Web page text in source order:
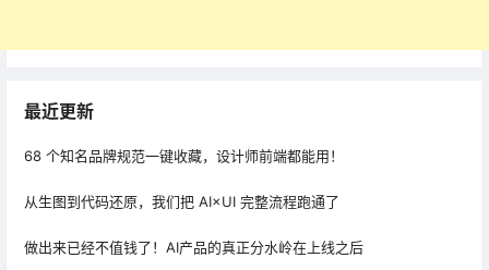
最近更新
68 个知名品牌规范一键收藏，设计师前端都能用！
从生图到代码还原，我们把 AI×UI 完整流程跑通了
做出来已经不值钱了！AI产品的真正分水岭在上线之后